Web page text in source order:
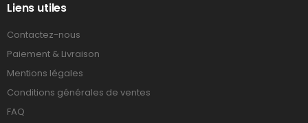
Liens utiles
Contactez-nous
Paiement & Livraison
Mentions légales
Conditions générales de ventes
FAQ